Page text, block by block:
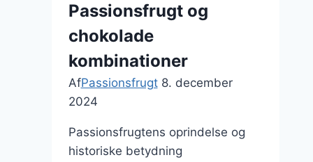
start
Passionsfrugt og
chokolade
kombinationer
AfPassionsfrugt 8. december
2024
Passionsfrugtens oprindelse og
historiske betydning